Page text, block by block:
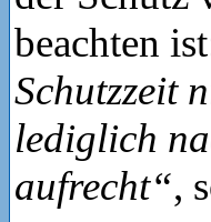
beachten
Schutzzeit
lediglich
aufrecht“,